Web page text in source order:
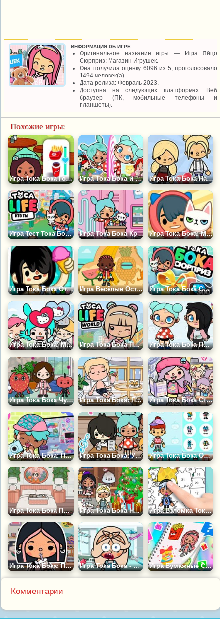
ИНФОРМАЦИЯ ОБ ИГРЕ:
Оригинальное название игры — Игра Яйцо
Сюрприз: Магазин Игрушек.
Она получила оценку 6096 из 5, проголосовало
1494 человек(а).
Дата релиза: Февраль 2023.
Доступна на следующих платформах: Веб
браузер (ПК, мобильные телефоны и
планшеты).
Похожие игры:
Игра Тока Бока Готовка Игра Тока Бока и Аватар: Микс Игра Тока Бока Наряди Девочку
Игра Тест Тока Бока: Кто Ты? Игра Тока Бока Крампеты Игра Тока Бока: Мои Питомцы
Игра Тока Бока Отдых Игра Весёлые Острова Тока Бока Игра Тока Бока Сюрприз
Игра Тока Бока: Мини Игры Игра Тока Бока Подростки Игра Тока Бока Против Аватара
Игра Тока Бока Чудики Игра Тока Бока: Построй Отель 5 Звёзд Игра Тока Бока Старшая Школа
Игра Тока Бока: Построй Город Игра Тока Бока: Урок Музыки Игра Тока Бока Одевалки
Игра Тока Бока Последняя Версия Игра Тока Бока Новый Год: Наряди Ёлку! Игра Взломка Тока Бока: Секретные Стикеры
Игра Тока Бока: Персонажи Игра Тока Бока - Открой Свой Салон Игра Бумажные Сюрпризы: Распаковка Игрушек
Комментарии